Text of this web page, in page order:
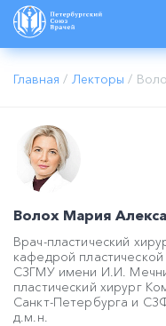
Главная / Лекторы /
Волох Мария
Врач-пластический
кафедрой
СЗГМУ имени И.И.
пластический хирург
Санкт-Петербурга и
д.м.н.